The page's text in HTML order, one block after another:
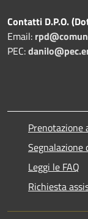
Contatti D.P.O.
Email:
PEC:
Prenotazione
Segnalazione
Leggi le FAQ
Richiesta